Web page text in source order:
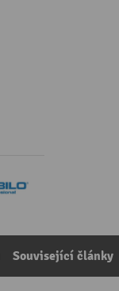
Související články